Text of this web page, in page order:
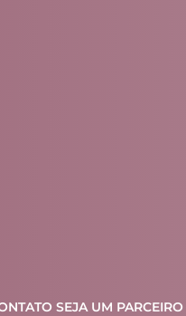
SEJA UM PARCEIRO